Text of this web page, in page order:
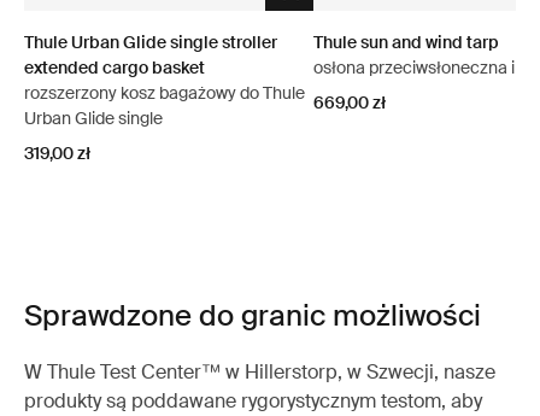
Thule Urban Glide single stroller
extended cargo basket
rozszerzony kosz bagażowy do Thule
Urban Glide single
319,00 zł
Thule sun and wind tarp
osłona przeciwsłoneczna i
669,00 zł
Sprawdzone do granic możliwości
W Thule Test Center™ w Hillerstorp, w Szwecji, nasze
produkty są poddawane rygorystycznym testom, aby